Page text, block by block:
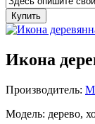
Купить
Икона
Производитель:
Модель: дерево,